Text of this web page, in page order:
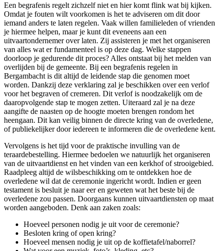
Een begrafenis regelt zichzelf niet en hier komt flink wat bij kijken.
Omdat je fouten wilt voorkomen is het te adviseren om dit door
iemand anders te laten regelen. Vaak willen familieleden of vrienden
je hiermee helpen, maar je kunt dit eveneens aan een
uitvaartondernemer over laten. Zij assisteren je met het organiseren
van alles wat er fundamenteel is op deze dag. Welke stappen
doorloop je gedurende dit proces? Alles ontstaat bij het melden van
overlijden bij de gemeente. Bij een begrafenis regelen in
Bergambacht is dit altijd de leidende stap die genomen moet
worden. Dankzij deze verklaring zal je beschikken over een verlof
voor het begraven of cremeren. Dit verlof is noodzakelijk om de
daaropvolgende stap te mogen zetten. Uiteraard zal je na deze
aangifte de naasten op de hoogte moeten brengen rondom het
heengaan. Dit kan veilig binnen de directe kring van de overledene,
of publiekelijker door iedereen te informeren die de overledene kent.
Vervolgens is het tijd voor de praktische invulling van de
teraardebestelling. Hiermee bedoelen we natuurlijk het organiseren
van de uitvaartdienst en het vinden van een kerkhof of strooigebied.
Raadpleeg altijd de wilsbeschikking om te ontdekken hoe de
overledene wil dat de ceremonie ingericht wordt. Indien er geen
testament is besluit je naar eer en geweten wat het beste bij de
overledene zou passen. Doorgaans kunnen uitvaartdiensten op maat
worden aangeboden. Denk aan zaken zoals:
Hoeveel personen nodig je uit voor de ceremonie?
Besloten kring of open kring?
Hoeveel mensen nodig je uit op de koffietafel/naborrel?